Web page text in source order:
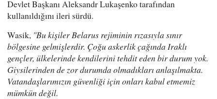
Devlet Başkanı Aleksandr Lukaşenko tarafından
kullanıldığını ileri sürdü.
Wasik, "Bu kişiler Belarus rejiminin rızasıyla sınır
bölgesine gelmişlerdir. Çoğu askerlik çağında Iraklı
gençler, ülkelerinde kendilerini tehdit eden bir durum yok.
Giysilerinden de zor durumda olmadıkları anlaşılmakta.
Vatandaşlarımızın güvenliği için onları kabul etmemiz
mümkün değil.